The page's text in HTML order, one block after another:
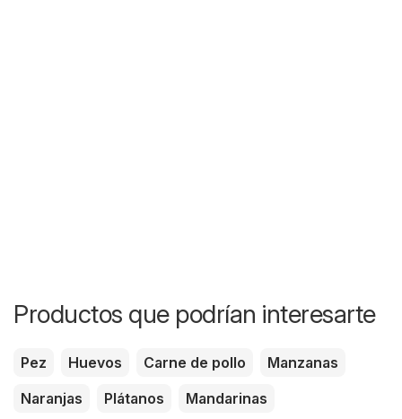
Productos que podrían interesarte
Pez Huevos Carne de pollo
Manzanas
Naranjas
Plátanos
Mandarinas